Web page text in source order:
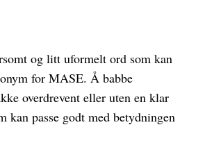
og litt uformelt ord som kan
for MASE. Å babbe
overdrevent eller uten en klar
kan passe godt med betydningen